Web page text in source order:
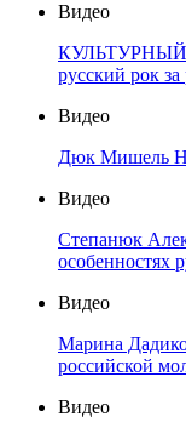
Видео
КУЛЬТУРНЫЙ
русский рок
Видео
Дюк Мишель
Видео
Степанюк
особенностях
Видео
Марина
российской
Видео